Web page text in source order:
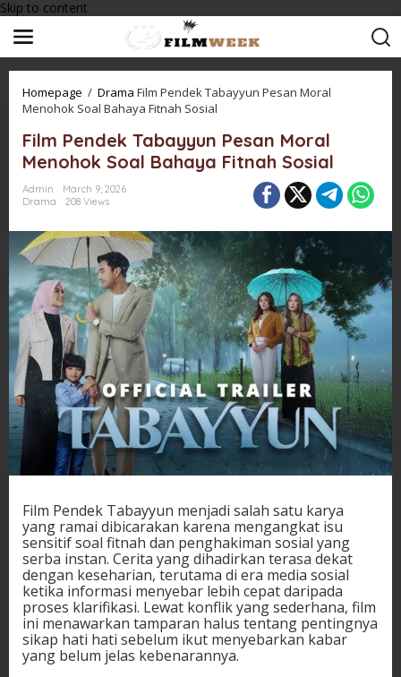
Skip to content
Homepage / Drama Film Pendek Tabayyun Pesan Moral
Menohok Soal Bahaya Fitnah Sosial
Film Pendek Tabayyun Pesan Moral
Menohok Soal Bahaya Fitnah Sosial
Admin
March 9, 2026
Drama
208 Views
Film Pendek Tabayyun menjadi salah satu karya
yang ramai dibicarakan karena mengangkat isu
sensitif soal fitnah dan penghakiman sosial yang
serba instan. Cerita yang dihadirkan terasa dekat
dengan keseharian, terutama di era media sosial
ketika informasi menyebar lebih cepat daripada
proses klarifikasi. Lewat konflik yang sederhana, film
ini menawarkan tamparan halus tentang pentingnya
sikap hati hati sebelum ikut menyebarkan kabar
yang belum jelas kebenarannya.